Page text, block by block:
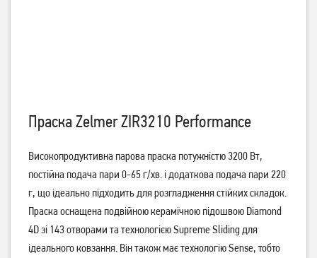
Праска Philips 3000 series
DST3010/30
2 099грн
1 609грн
Праска Philips EasySpeed
GC1742/40
1 299грн
1 049грн
Праска Zelmer ZIR3210 Performance
Високопродуктивна парова праска потужністю 3200 Вт,
постійна подача пари 0-65 г/хв. і додаткова подача пари 220
г, що ідеально підходить для розгладження стійких складок.
Праска оснащена подвійною керамічною підошвою Diamond
4D зі 143 отворами та технологією Supreme Sliding для
ідеального ковзання. Він також має технологію Sense, тобто